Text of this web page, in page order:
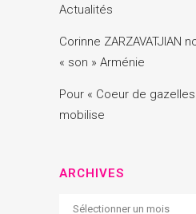
Actualités
Corinne ZARZAVATJIAN
« son » Arménie
Pour « Coeur de
mobilise
ARCHIVES
Archives